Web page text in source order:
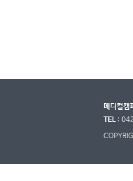
메디컬캠
TEL :